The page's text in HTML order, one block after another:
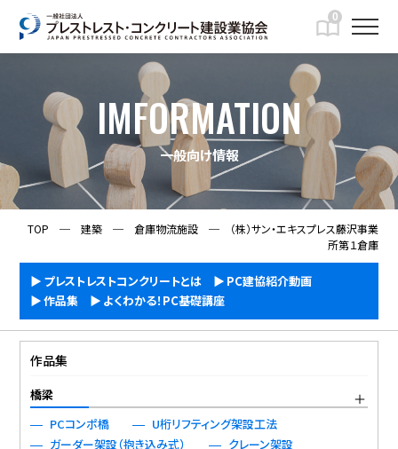
0
IMFORMATION
一般向け情報
TOP ─ 建築 ─ 倉庫物流施設 ─
（株）サン・エキスプレス藤沢事業
所第１倉庫
プレストレストコンクリートとは
PC建協紹介動画
作品集
よくわかる！PC基礎講座
作品集
橋梁
PCコンポ橋
U桁リフティング架設工法
ガーダー架設（抱き込み式）
クレーン架設